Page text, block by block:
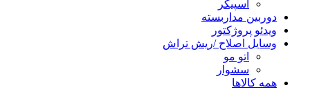
اسپیکر
دوربین مداربسته
ویدئو پروژکتور
وسایل اصلاح /ریش تراش
اتو مو
سشوار
همه کالاها